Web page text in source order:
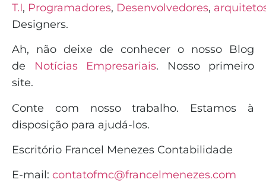
T.I, Programadores, Desenvolvedores,
Designers.
Ah, não deixe de conhecer o nosso Blog
de
Notícias Empresariais. Nosso primeiro
site.
Conte com nosso trabalho. Estamos à
disposição para ajudá-los.
Escritório Francel Menezes Contabilidade
E-mail: contatofmc@francelmenezes.com